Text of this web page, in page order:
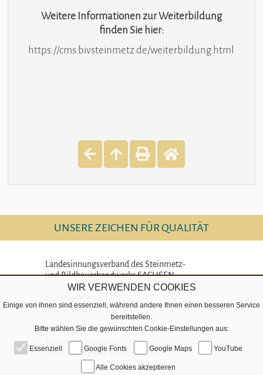
Weitere Informationen zur Weiterbildung
finden Sie hier:
https://cms.bivsteinmetz.de/weiterbildung.html
UNSERE ZEICHEN FÜR QUALITÄT
Landesinnungsverband des Steinmetz-
und Bildhauerhandwerks SACHSEN
01589 Riesa
Tel.: 03525/ 733963
Fax: 03525/5290094
Mail: info@stein-liv-sachsen.de
WIR VERWENDEN COOKIES
Einige von ihnen sind essenziell, während andere Ihnen einen besseren Service
bereitstellen.
Bitte wählen Sie die gewünschten Cookie-Einstellungen aus:
Essenziell Google Fonts Google Maps YouTube
Alle Cookies akzeptieren